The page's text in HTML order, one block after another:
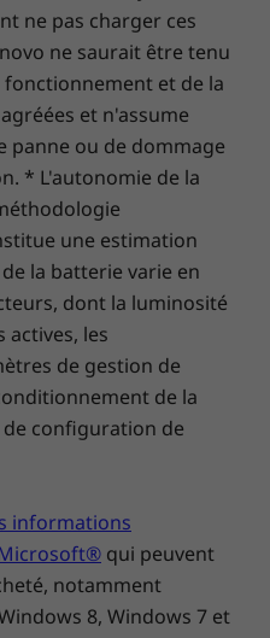
ne pas charger ces
ne saurait être tenu
et de la
et n'assume
panne ou de dommage
* L'autonomie de la
une estimation
la batterie varie en
dont la luminosité
actives, les
de gestion de
de la
de configuration de
informations
qui peuvent
notamment
8, Windows 7 et